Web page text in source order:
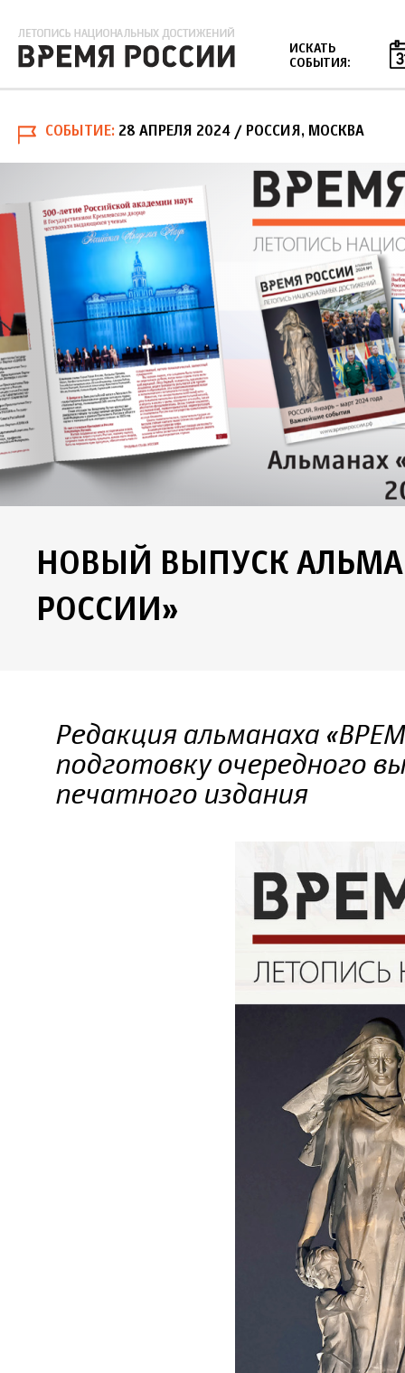
ИСКАТЬ
СОБЫТИЯ:
СОБЫТИЕ 28 АПРЕЛЯ 2024 / РОССИЯ, МОСКВА
НОВЫЙ ВЫПУСК
РОССИИ»
Редакция альманаха
подготовку очередного
печатного издания